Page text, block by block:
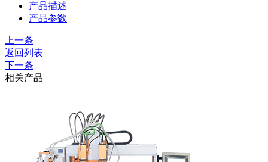
产品描述
产品参数
上一条
返回列表
下一条
相关产品